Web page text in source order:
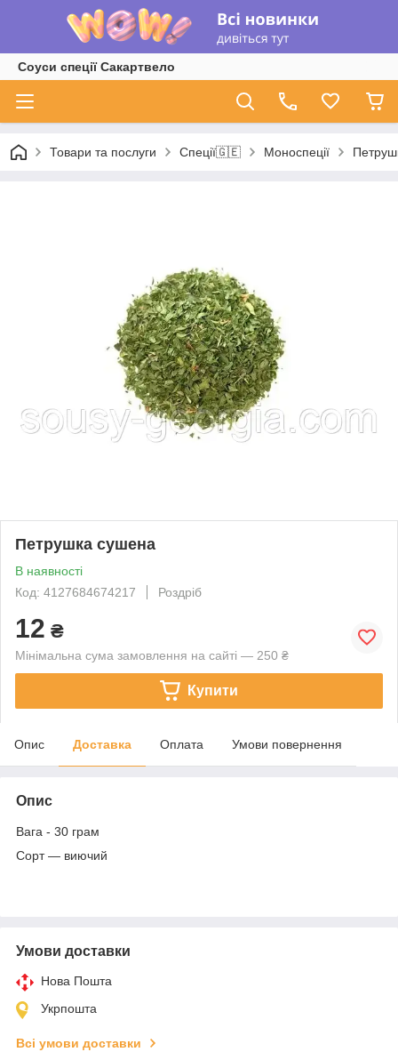
Соуси спеції Сакартвело
Товари та послуги Спеції🇬🇪 Моноспеції
Петрушка сушена
В наявності
Код: 4127684674217
Роздріб
12 ₴
Мінімальна сума замовлення на сайті — 250 ₴
Купити
Опис Доставка Оплата Умови повернення
Опис
Вага - 30 грам
Сорт — виючий
Умови доставки
Нова Пошта
Укрпошта
Всі умови доставки